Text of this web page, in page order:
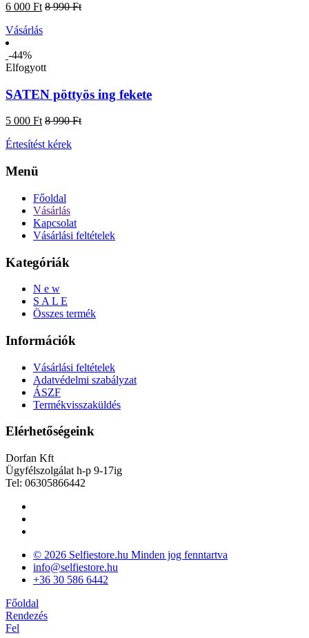
6 000 Ft 8 990 Ft
Vásárlás
-44%
Elfogyott
SATEN pöttyös ing fekete
5 000 Ft 8 990 Ft
Értesítést kérek
Menü
Főoldal
Vásárlás
Kapcsolat
Vásárlási feltételek
Kategóriák
N e w
S A L E
Összes termék
Információk
Vásárlási feltételek
Adatvédelmi szabályzat
ÁSZF
Termékvisszaküldés
Elérhetőségeink
Dorfan Kft
Ügyfélszolgálat h-p 9-17ig
Tel: 06305866442
© 2026 Selfiestore.hu Minden jog fenntartva
info@selfiestore.hu
+36 30 586 6442
Főoldal
Rendezés
Fel